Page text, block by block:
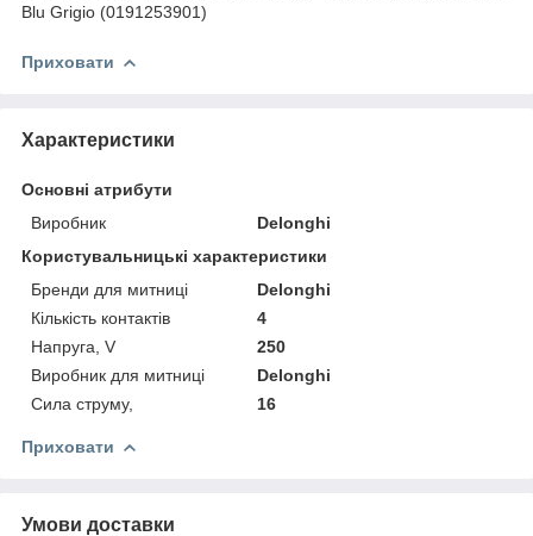
Blu Grigio (0191253901)
Приховати
Характеристики
Основні атрибути
Виробник
Delonghi
Користувальницькі характеристики
Бренди для митниці
Delonghi
Кількість контактів
4
Напруга, V
250
Виробник для митниці
Delonghi
Сила струму,
16
Приховати
Умови доставки